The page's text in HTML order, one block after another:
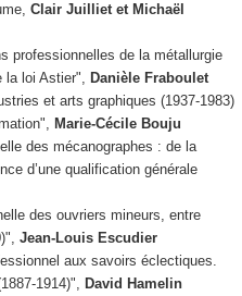
Clair Juilliet et Michaël
professionnelles de la métallurgie
la loi Astier", Danièle Fraboulet
et arts graphiques (1937-1983)
Marie-Cécile Bouju
des mécanographes : de la
d’une qualification générale
des ouvriers mineurs, entre
Jean-Louis Escudier
aux savoirs éclectiques.
1914)", David Hamelin